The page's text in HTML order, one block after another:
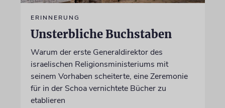
ERINNERUNG
Unsterbliche Buchstaben
Warum der erste Generaldirektor des
israelischen Religionsministeriums mit
seinem Vorhaben scheiterte, eine Zeremonie
für in der Schoa vernichtete Bücher zu
etablieren